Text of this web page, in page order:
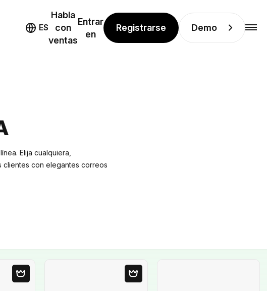
ES
Habla
con
ventas
Entrar
en
Registrarse Demo
Elija cualquiera,
clientes con elegantes correos